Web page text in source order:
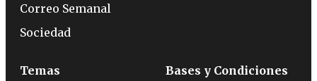
Correo Semanal
Sociedad
Temas Bases y Condiciones